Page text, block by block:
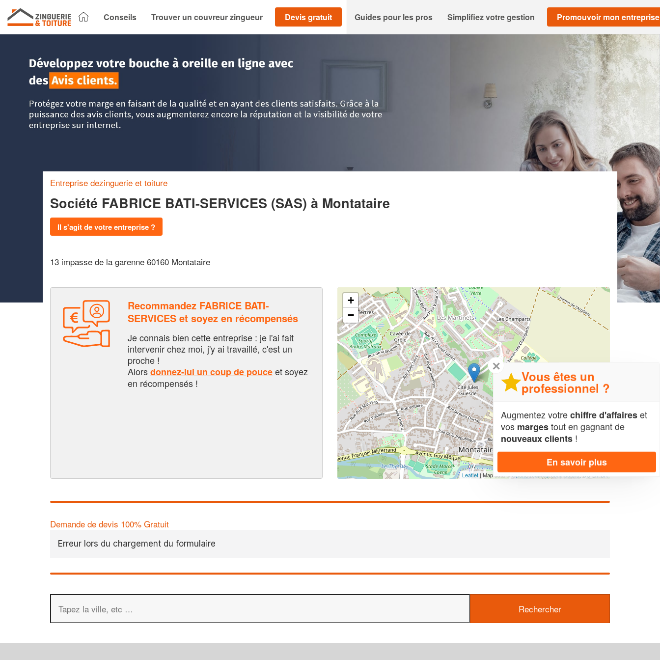
Conseils Trouver un couvreur zingueur Devis gratuit Guides pour les pros Simplifiez votre gestion Promouvoir mon entreprise
Entreprise dezinguerie et toiture
Société FABRICE BATI-SERVICES (SAS) à Montataire
Il s'agit de votre entreprise ?
13 impasse de la garenne 60160 Montataire
Recommandez FABRICE BATI-
SERVICES et soyez en récompensés
Je connais bien cette entreprise : je l'ai fait
intervenir chez moi, j'y ai travaillé, c'est un
proche !
Alorsdonnez-lui un coup de pouceet soyez
en récompensés !
+
−
Leaflet | Map data ©OpenStreetMap contributors,CC-BY-SA
Demande de devis 100% Gratuit
Erreur lors du chargement du formulaire
✕
Vous êtes un
professionnel ?
Augmentez votrechiffre d'affaireset
vos margestout en gagnant de
nouveaux clients !
En savoir plus